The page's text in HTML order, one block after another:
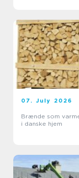
07. July 2026
Brænde som
i danske hjem